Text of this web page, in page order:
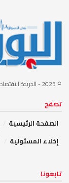
© 2023 - الجريدة
تصفح
الصفحة الرئيسية
إخلاء المسئولية
تابعونا